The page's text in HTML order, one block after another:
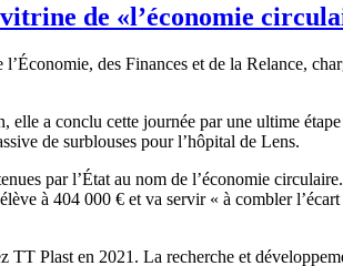
de «l’économie
des Finances et de la Relance,
a conclu cette journée par une ultime
de surblouses pour l’hôpital de Lens.
par l’État au nom de l’économie
à 404 000 € et va servir « à combler
Plast en 2021. La recherche et